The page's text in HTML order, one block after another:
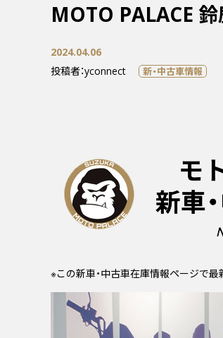
MOTO PALACE
2024.04.06
投稿者：yconnect
新・中古車情報
※この新車・中古車在庫情報ページで